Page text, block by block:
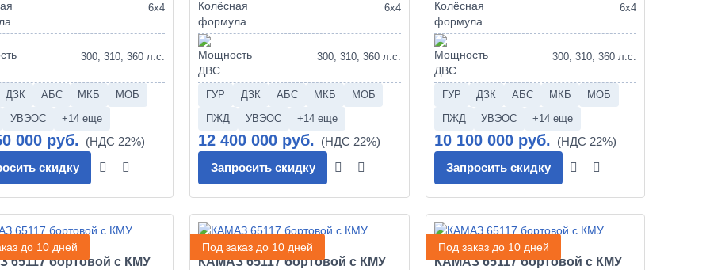
6х4
300, 310, 360 л.с.
ДЗК АБС МКБ
МОБ
УВЭОС +14 еще
000 руб.
скидку
6х4
300, 310, 360 л.с.
ГУР ДЗК АБС МКБ
МОБ
ПЖД
УВЭОС +14 еще
12 400 000 руб.
Запросить скидку
6х4
300, 310, 360 л.с.
ГУР ДЗК АБС МКБ
МОБ
ПЖД
УВЭОС +14 еще
10 100 000 руб.
Запросить скидку
до 10 дней
65117 бортовой с КМУ
Под заказ до 10 дней
КАМАЗ 65117 бортовой с КМУ
Под заказ до 10 дней
КАМАЗ 65117 бортовой с КМУ